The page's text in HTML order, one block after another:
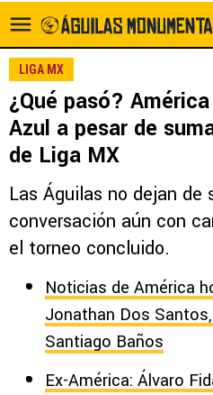
LIGA MX
¿Qué pasó?
Azul a pesar de
de Liga MX
Las Águilas no dejan de
conversación aún con
el torneo concluido.
Noticias de América
Jonathan Dos
Santiago Baños
Ex-América: Álvaro